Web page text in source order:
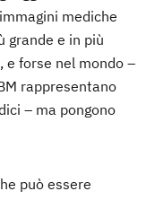
mediche
grande e in più
forse nel mondo –
rappresentano
– ma pongono
può essere